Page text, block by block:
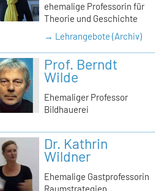
ehemalige Professorin für
Theorie und Geschichte
→ Lehrangebote (Archiv)
Prof. Berndt
Wilde
Ehemaliger Professor
Bildhauerei
Dr. Kathrin
Wildner
Ehemalige Gastprofessorin
Raumstrategien